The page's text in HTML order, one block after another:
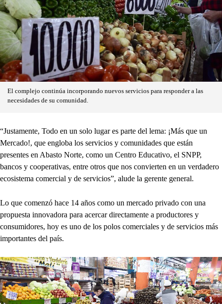
El complejo continúa incorporando nuevos servicios para responder a las
necesidades de su comunidad.
“Justamente, Todo en un solo lugar es parte del lema: ¡Más que un
Mercado!, que engloba los servicios y comunidades que están
presentes en Abasto Norte, como un Centro Educativo, el SNPP,
bancos y cooperativas, entre otros que nos convierten en un verdadero
ecosistema comercial y de servicios”, alude la gerente general.
Lo que comenzó hace 14 años como un mercado privado con una
propuesta innovadora para acercar directamente a productores y
consumidores, hoy es uno de los polos comerciales y de servicios más
importantes del país.